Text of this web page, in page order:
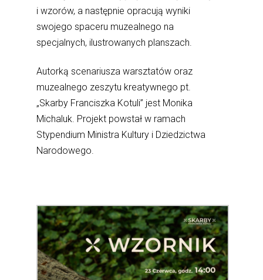
i wzorów, a następnie opracują wyniki
swojego spaceru muzealnego na
specjalnych, ilustrowanych planszach.
Autorką scenariusza warsztatów oraz
muzealnego zeszytu kreatywnego pt.
„Skarby Franciszka Kotuli” jest Monika
Michaluk. Projekt powstał w ramach
Stypendium Ministra Kultury i Dziedzictwa
Narodowego.